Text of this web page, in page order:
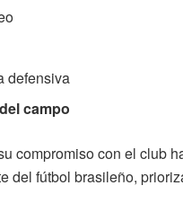
defensiva
campo
compromiso con el club
del fútbol brasileño,